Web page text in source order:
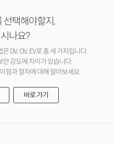
선택해야할지,
나요?
DV, OV, EV로 총 세 가지입니다.
안 강도에 차이가 있습니다.
점과 절차에 대해 알아보세요.
바로 가기